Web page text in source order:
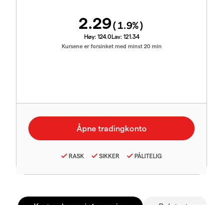
2.29(1.9%)
Høy: 124.0Lav: 121.34
Kursene er forsinket med minst 20 min
RASK SIKKER PÅLITELIG